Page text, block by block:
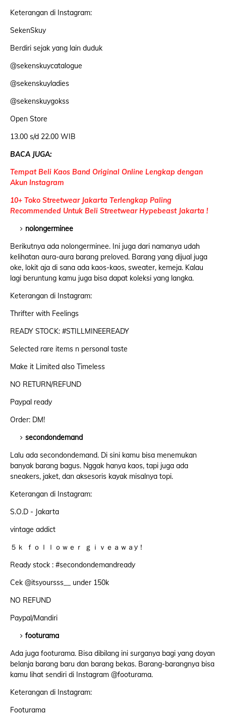
Keterangan di Instagram:
SekenSkuy
Berdiri sejak yang lain duduk
@sekenskuycatalogue
@sekenskuyladies
@sekenskuygokss
Open Store
13.00 s/d 22.00 WIB
BACA JUGA:
Tempat Beli Kaos Band Original Online Lengkap dengan
Akun Instagram
10+ Toko Streetwear Jakarta Terlengkap Paling
Recommended Untuk Beli Streetwear Hypebeast Jakarta !
nolongerminee
Berikutnya ada nolongerminee. Ini juga dari namanya udah
kelihatan aura-aura barang preloved. Barang yang dijual juga
oke, lokit aja di sana ada kaos-kaos, sweater, kemeja. Kalau
lagi beruntung kamu juga bisa dapat koleksi yang langka.
Keterangan di Instagram:
Thrifter with Feelings
READY STOCK: #STILLMINEEREADY
Selected rare items n personal taste
Make it Limited also Timeless
NO RETURN/REFUND
Paypal ready
Order: DM!
secondondemand
Lalu ada secondondemand. Di sini kamu bisa menemukan
banyak barang bagus. Nggak hanya kaos, tapi juga ada
sneakers, jaket, dan aksesoris kayak misalnya topi.
Keterangan di Instagram:
S.O.D - Jakarta
vintage addict
５ｋ ｆｏｌｌｏｗｅｒ ｇｉｖｅａｗａy！
Ready stock : #secondondemandready
Cek @itsyoursss__ under 150k
NO REFUND
Paypal/Mandiri
footurama
Ada juga footurama. Bisa dibilang ini surganya bagi yang doyan
belanja barang baru dan barang bekas. Barang-barangnya bisa
kamu lihat sendiri di Instagram @footurama.
Keterangan di Instagram:
Footurama